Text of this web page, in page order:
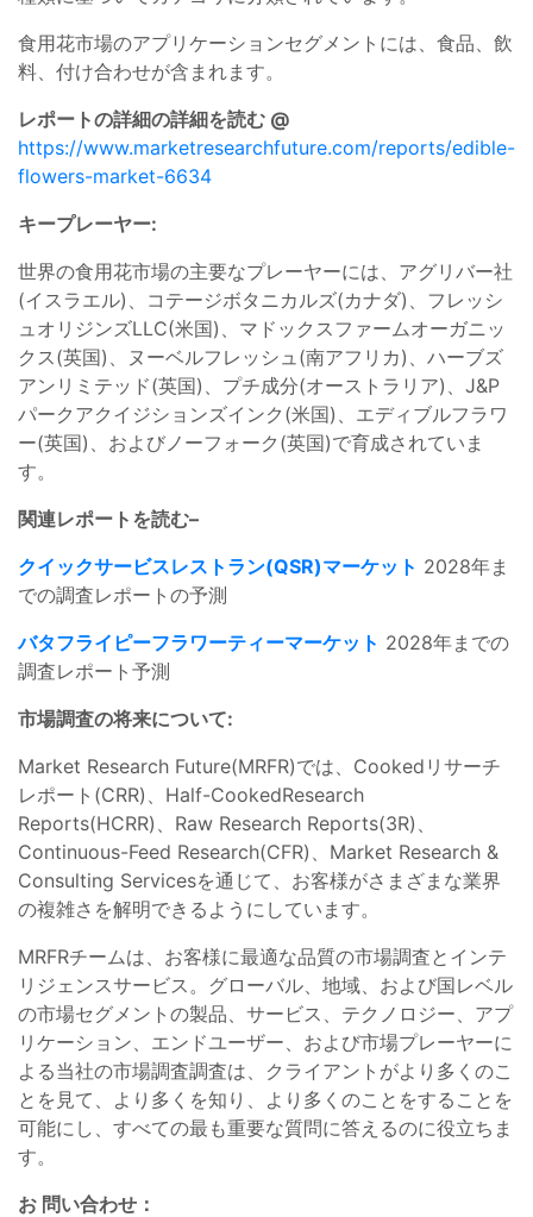
食用花市場のアプリケーションセグメントには、食品、飲
料、付け合わせが含まれます。
レポートの詳細の詳細を読む @
https://www.marketresearchfuture.com/reports/edible-
flowers-market-6634
キープレーヤー:
世界の食用花市場の主要なプレーヤーには、アグリバー社
(イスラエル)、コテージボタニカルズ(カナダ)、フレッシ
ュオリジンズLLC(米国)、マドックスファームオーガニッ
クス(英国)、ヌーベルフレッシュ(南アフリカ)、ハーブズ
アンリミテッド(英国)、プチ成分(オーストラリア)、J&P
パークアクイジションズインク(米国)、エディブルフラワ
ー(英国)、およびノーフォーク(英国)で育成されていま
す。
関連レポートを読む–
クイックサービスレストラン(QSR)マーケット 2028年ま
での調査レポートの予測
バタフライピーフラワーティーマーケット 2028年までの
調査レポート予測
市場調査の将来について:
Market Research Future(MRFR)では、Cookedリサーチ
レポート(CRR)、Half-CookedResearch
Reports(HCRR)、Raw Research Reports(3R)、
Continuous-Feed Research(CFR)、Market Research &
Consulting Servicesを通じて、お客様がさまざまな業界
の複雑さを解明できるようにしています。
MRFRチームは、お客様に最適な品質の市場調査とインテ
リジェンスサービス。グローバル、地域、および国レベル
の市場セグメントの製品、サービス、テクノロジー、アプ
リケーション、エンドユーザー、および市場プレーヤーに
よる当社の市場調査調査は、クライアントがより多くのこ
とを見て、より多くを知り、より多くのことをすることを
可能にし、すべての最も重要な質問に答えるのに役立ちま
す。
お 問い合わせ：